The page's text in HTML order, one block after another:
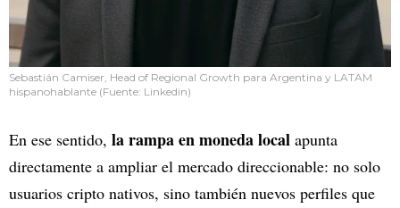
Sebastián Camiser, Head of Regional Growth para Argentina y LATAM
hispanohablante (Fuente: Linkedin)
En ese sentido, la rampa en moneda local apunta
directamente a ampliar el mercado direccionable: no solo
usuarios cripto nativos, sino también nuevos perfiles que